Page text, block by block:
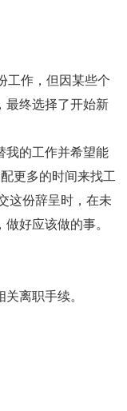
工作，但因某些个
最终选择了开始新
我的工作并希望能
更多的时间来找工
这份辞呈时，在未
好应该做的事。
离职手续。